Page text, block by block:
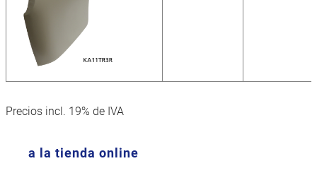
Precios incl. 19% de IVA
a la tienda online